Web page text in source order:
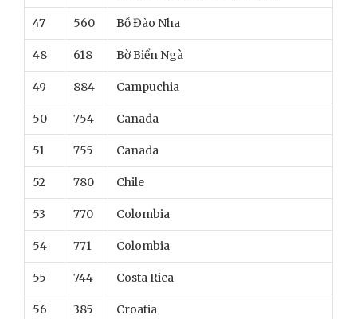
47 560 Bồ Đào Nha
48 618 Bờ Biển Ngà
49 884 Campuchia
50 754 Canada
51 755 Canada
52 780 Chile
53 770 Colombia
54 771 Colombia
55 744 Costa Rica
56 385 Croatia